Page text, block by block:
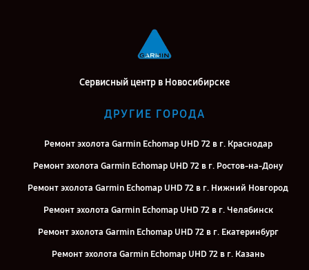
Сервисный центр в Новосибирске
ДРУГИЕ ГОРОДА
Ремонт эхолота Garmin Echomap UHD 72 в г. Краснодар
Ремонт эхолота Garmin Echomap UHD 72 в г. Ростов-на-Дону
Ремонт эхолота Garmin Echomap UHD 72 в г. Нижний Новгород
Ремонт эхолота Garmin Echomap UHD 72 в г. Челябинск
Ремонт эхолота Garmin Echomap UHD 72 в г. Екатеринбург
Ремонт эхолота Garmin Echomap UHD 72 в г. Казань